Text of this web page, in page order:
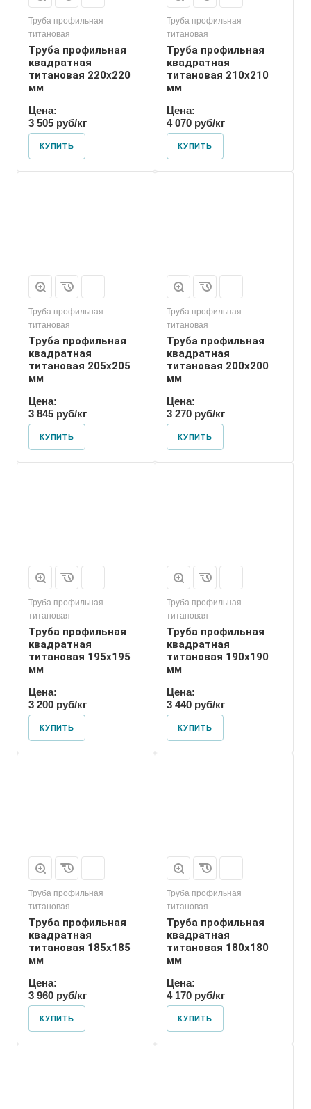
Труба профильная
титановая
Труба профильная
квадратная
титановая 220х220
мм
Цена:
3 505 руб/кг
КУПИТЬ
Труба профильная
титановая
Труба профильная
квадратная
титановая 210х210
мм
Цена:
4 070 руб/кг
КУПИТЬ
Труба профильная
титановая
Труба профильная
квадратная
титановая 205х205
мм
Цена:
3 845 руб/кг
КУПИТЬ
Труба профильная
титановая
Труба профильная
квадратная
титановая 200х200
мм
Цена:
3 270 руб/кг
КУПИТЬ
Труба профильная
титановая
Труба профильная
квадратная
титановая 195х195
мм
Цена:
3 200 руб/кг
КУПИТЬ
Труба профильная
титановая
Труба профильная
квадратная
титановая 190х190
мм
Цена:
3 440 руб/кг
КУПИТЬ
Труба профильная
титановая
Труба профильная
квадратная
титановая 185х185
мм
Цена:
3 960 руб/кг
КУПИТЬ
Труба профильная
титановая
Труба профильная
квадратная
титановая 180х180
мм
Цена:
4 170 руб/кг
КУПИТЬ